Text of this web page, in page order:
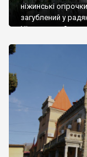
ніжинські
загублений у
Ніжин греки?